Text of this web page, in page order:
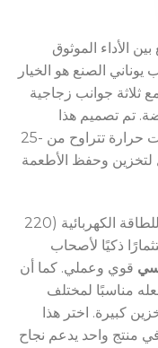
الأداء الموثوق
العملي، فإن فريزر كريستال 1 باب يوناني الصنع هو الخيار
يتميز بسعة كبيرة تبلغ 417 لتر مع ثلاثة جوانب زجاجية
تم تصميم هذا
الفريزر ليحافظ على جودة المنتجات بدرجات حرارة تتراوح من -25
لتخزين وحفظ الأطعمة
بفضل كفاءته العالية واستهلاكه الاقتصادي للطاقة الكهربائية (220
استثمارًا ذكيًا لأصحاب
قوي وعملي. كما أن
(66.7×62×201.8 سم) تجعله مناسبًا لمختلف
كبيرة. اختر هذا
منتج واحد يدعم نجاح